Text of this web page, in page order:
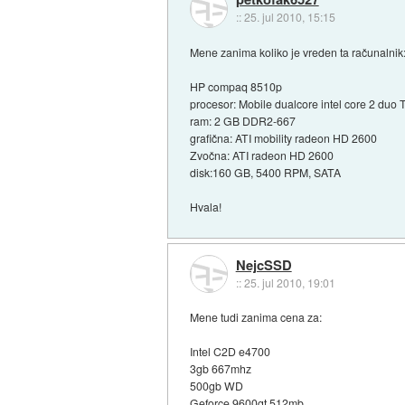
::25. jul 2010, 15:15
Mene zanima koliko je vreden ta računalnik:
HP compaq 8510p
procesor: Mobile dualcore intel core 2 duo
ram: 2 GB DDR2-667
grafična: ATI mobility radeon HD 2600
Zvočna: ATI radeon HD 2600
disk:160 GB, 5400 RPM, SATA
Hvala!
NejcSSD
::25. jul 2010, 19:01
Mene tudi zanima cena za:
Intel C2D e4700
3gb 667mhz
500gb WD